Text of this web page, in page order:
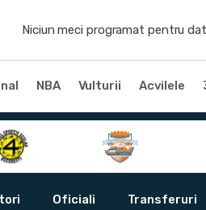
Niciun meci programat pentru
NBA Vulturii Acvilele
Oficiali Transferuri